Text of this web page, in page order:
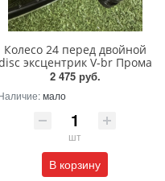
Колесо 24 перед двойной
эксцентрик V-br Прома
2 475 руб.
мало
шт
В корзину